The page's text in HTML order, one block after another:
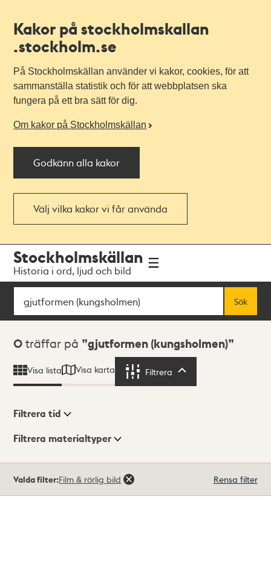
Kakor på stockholmskallan
.stockholm.se
På Stockholmskällan använder vi kakor, cookies, för att
sammanställa statistik och för att webbplatsen ska
fungera på ett bra sätt för dig.
Om kakor på Stockholmskällan
Godkänn alla kakor
Välj vilka kakor vi får använda
navigationen
huvudinnehållet
Stockholmskällan
Historia i ord, ljud och bild
Sök
Sök
Sökresultat
0 träffar på gjutformen (kungsholmen)
Visa lista Visa karta Filtrera
Visningsläge
Filtrera tid
Filtrera materialtyper
träffar
Valda filter:Film & rörlig bild Rensa filter